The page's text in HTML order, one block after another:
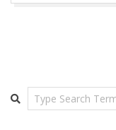
Search